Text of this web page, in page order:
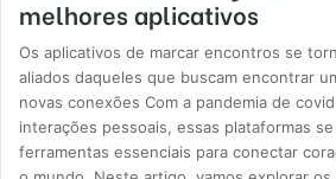
melhores aplicativos
Os aplicativos de marcar encontros se
aliados daqueles que buscam encontrar
novas conexões Com a pandemia de
interações pessoais, essas plataformas
ferramentas essenciais para conectar